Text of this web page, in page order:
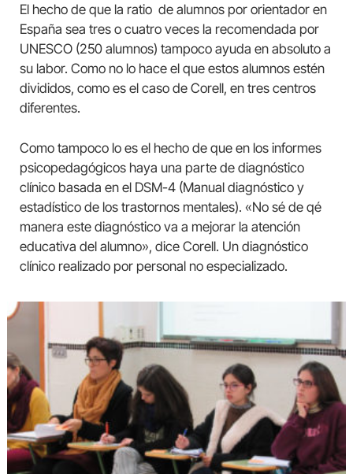
El hecho de que la ratio de alumnos por orientador en
España sea tres o cuatro veces la recomendada por
UNESCO (250 alumnos) tampoco ayuda en absoluto a
su labor. Como no lo hace el que estos alumnos estén
divididos, como es el caso de Corell, en tres centros
diferentes.
Como tampoco lo es el hecho de que en los informes
psicopedagógicos haya una parte de diagnóstico
clínico basada en el DSM-4 (Manual diagnóstico y
estadístico de los trastornos mentales). «No sé de qé
manera este diagnóstico va a mejorar la atención
educativa del alumno», dice Corell. Un diagnóstico
clínico realizado por personal no especializado.